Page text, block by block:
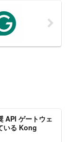
API ゲートウェ
いる Kong